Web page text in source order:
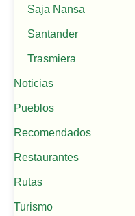
Saja Nansa
Santander
Trasmiera
Noticias
Pueblos
Recomendados
Restaurantes
Rutas
Turismo